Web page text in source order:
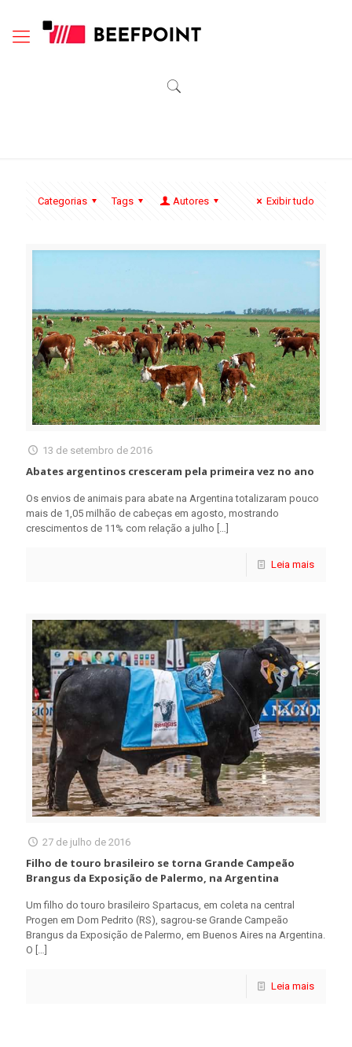
Categorias Tags Autores Exibir tudo
13 de setembro de 2016
Abates argentinos cresceram pela primeira vez no ano
Os envios de animais para abate na Argentina totalizaram pouco
mais de 1,05 milhão de cabeças em agosto, mostrando
crescimentos de 11% com relação a julho […]
Leia mais
27 de julho de 2016
Filho de touro brasileiro se torna Grande Campeão
Brangus da Exposição de Palermo, na Argentina
Um filho do touro brasileiro Spartacus, em coleta na central
Progen em Dom Pedrito (RS), sagrou-se Grande Campeão
Brangus da Exposição de Palermo, em Buenos Aires na Argentina.
O […]
Leia mais